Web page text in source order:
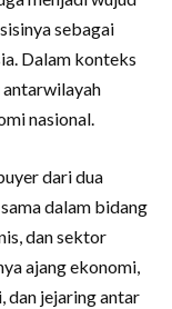
sebagai
Dalam konteks
nasional.
dari dua
dalam bidang
dan sektor
ajang ekonomi,
dan jejaring antar